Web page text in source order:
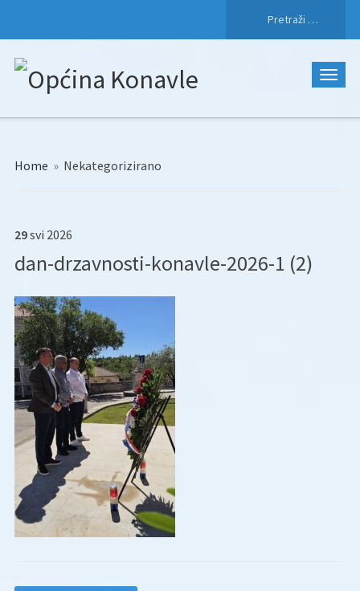
Home » Nekategorizirano
29svi 2026
dan-drzavnosti-konavle-2026-1 (2)